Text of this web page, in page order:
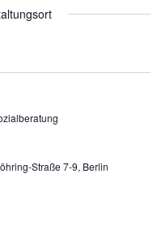
Straße 7-9, Berlin